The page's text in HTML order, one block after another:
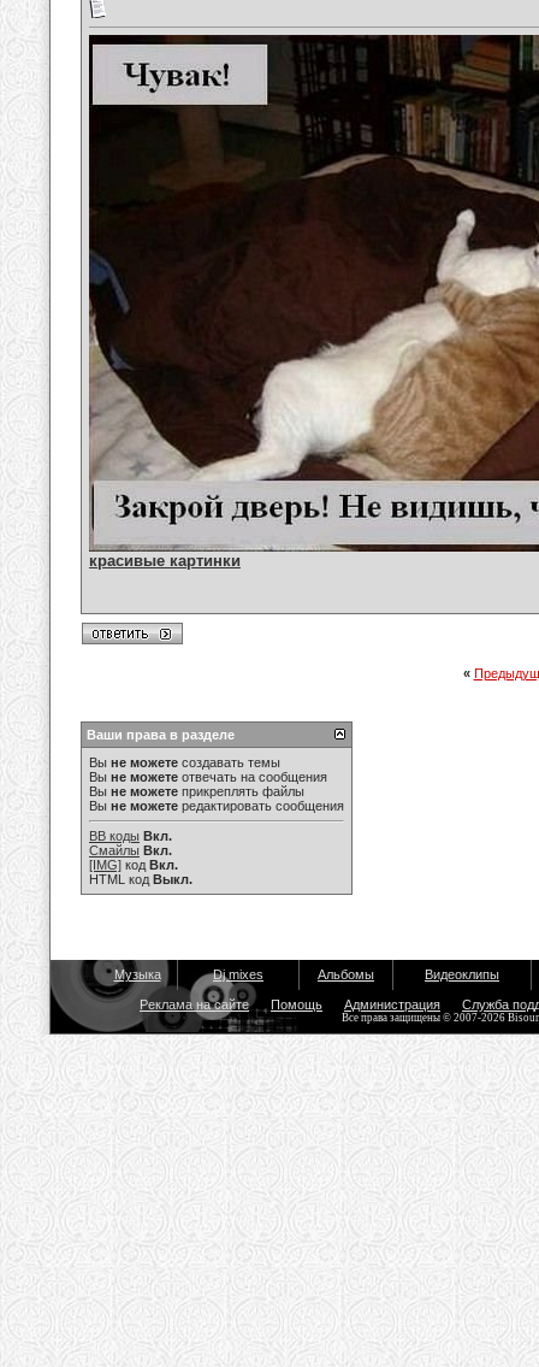
красивые картинки
«
Ваши права в разделе
Вы не можете создавать темы
Вы не можете отвечать на сообщения
Вы не можете прикреплять файлы
Вы не можете редактировать сообщения
BB коды Вкл.
Смайлы Вкл.
[IMG] код Вкл.
HTML код Выкл.
Музыка Dj mixes Альбомы Видеоклипы
Реклама на сайте Помощь Администрация Служба
Все права защищены © 2007-2026